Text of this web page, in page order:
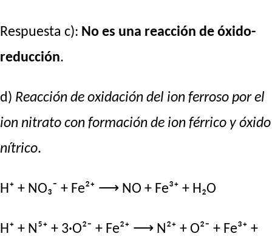
Respuesta c): No es una reacción de óxido-
reducción.
d) Reacción de oxidación del ion ferroso por el
ion nitrato con formación de ion férrico y óxido
nítrico.
H⁺ + NO₃⁻ + Fe²⁺ ⟶ NO + Fe³⁺ + H₂O
H⁺ + N⁵⁺ + 3·O²⁻ + Fe²⁺ ⟶ N²⁺ + O²⁻ + Fe³⁺ +